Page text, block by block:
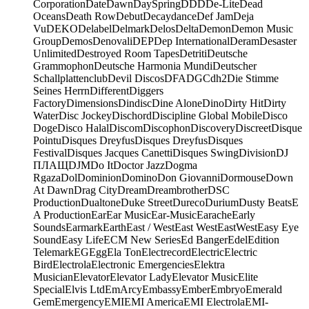
CorporationDateDawnDaySpringDDDDe-LiteDead
OceansDeath RowDebutDecaydanceDef JamDeja
VuDEKODelabelDelmarkDelosDeltaDemonDemon Music
GroupDemosDenovaliDEPDep InternationalDeramDesaster
UnlimitedDestroyed Room TapesDetritiDeutsche
GrammophonDeutsche Harmonia MundiDeutscher
SchallplattenclubDevil DiscosDFADGCdh2Die Stimme
Seines HerrnDifferentDiggers
FactoryDimensionsDindiscDine AloneDinoDirty HitDirty
WaterDisc JockeyDischordDiscipline Global MobileDisco
DogeDisco HalalDiscomDiscophonDiscoveryDiscreetDisque
PointuDisques DreyfusDisques DreyfusDisques
FestivalDisques Jacques CanettiDisques SwingDivisionDJ
ПЛАЩDJMDo ItDoctor JazzDogma
RgazaDolDominionDominoDon GiovanniDormouseDown
At DawnDrag CityDreamDreambrotherDSC
ProductionDualtoneDuke StreetDurecoDuriumDusty BeatsE
A ProductionEarEar MusicEar-MusicEaracheEarly
SoundsEarmarkEarthEast / WestEast WestEastWestEasy Eye
SoundEasy LifeECM New SeriesEd BangerEdelEdition
TelemarkEGEggEla TonElectrecordElectricElectric
BirdElectrolaElectronic EmergenciesElektra
MusicianElevatorElevator LadyElevator MusicElite
SpecialElvis LtdEmArcyEmbassyEmberEmbryoEmerald
GemEmergencyEMIEMI AmericaEMI ElectrolaEMI-